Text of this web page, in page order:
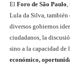
El Foro de São Paulo,
Lula da Silva, también
diversos gobiernos
ciudadanos, la
sino a la capacidad de
económico,